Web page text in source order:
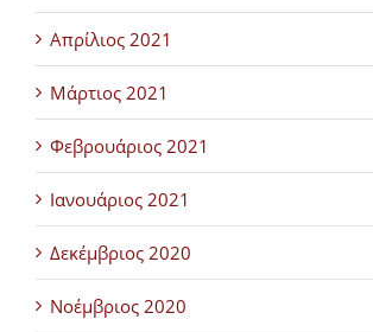
Απρίλιος 2021
Μάρτιος 2021
Φεβρουάριος 2021
Ιανουάριος 2021
Δεκέμβριος 2020
Νοέμβριος 2020